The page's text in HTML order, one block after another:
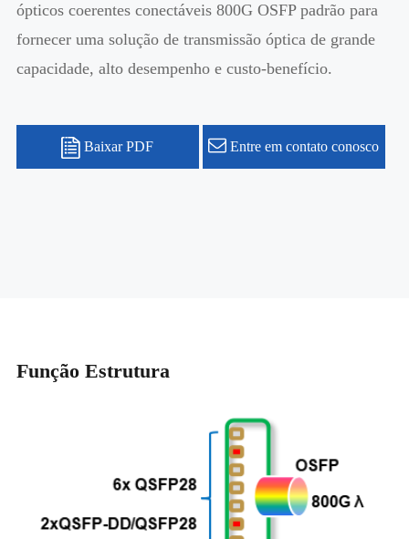
ópticos coerentes conectáveis 800G OSFP padrão para
fornecer uma solução de transmissão óptica de grande
capacidade, alto desempenho e custo-benefício.
Baixar PDF Entre em contato conosco
Função Estrutura